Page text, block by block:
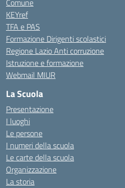
Comune
KEYref
TFA e PAS
Formazione Dirigenti scolastici
Regione Lazio Anti corruzione
Istruzione e formazione
Webmail MIUR
La Scuola
Presentazione
I luoghi
Le persone
I numeri della scuola
Le carte della scuola
Organizzazione
La storia